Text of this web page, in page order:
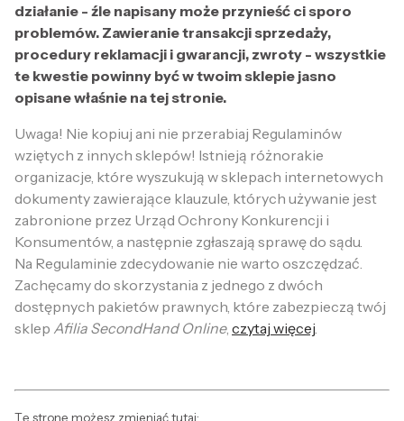
działanie - źle napisany może przynieść ci sporo
problemów. Zawieranie transakcji sprzedaży,
procedury reklamacji i gwarancji, zwroty - wszystkie
te kwestie powinny być w twoim sklepie jasno
opisane właśnie na tej stronie.
Uwaga! Nie kopiuj ani nie przerabiaj Regulaminów
wziętych z innych sklepów! Istnieją różnorakie
organizacje, które wyszukują w sklepach internetowych
dokumenty zawierające klauzule, których używanie jest
zabronione przez Urząd Ochrony Konkurencji i
Konsumentów, a następnie zgłaszają sprawę do sądu.
Na Regulaminie zdecydowanie nie warto oszczędzać.
Zachęcamy do skorzystania z jednego z dwóch
dostępnych pakietów prawnych, które zabezpieczą twój
sklep Afilia SecondHand Online, czytaj więcej
Tę stronę możesz zmieniać tutaj: